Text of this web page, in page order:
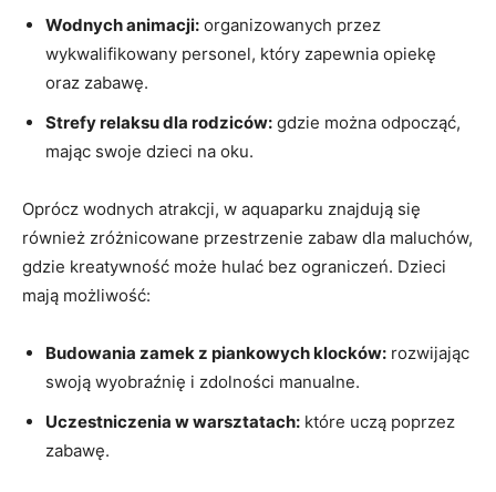
Wodnych animacji: organizowanych przez
wykwalifikowany personel, który zapewnia opiekę
oraz zabawę.
Strefy relaksu dla rodziców: gdzie można odpocząć,
mając swoje dzieci na oku.
Oprócz wodnych atrakcji, w aquaparku znajdują się
również zróżnicowane przestrzenie zabaw dla maluchów,
gdzie kreatywność może hulać bez ograniczeń. Dzieci
mają możliwość:
Budowania zamek z piankowych klocków: rozwijając
swoją wyobraźnię i zdolności manualne.
Uczestniczenia w warsztatach: które uczą poprzez
zabawę.